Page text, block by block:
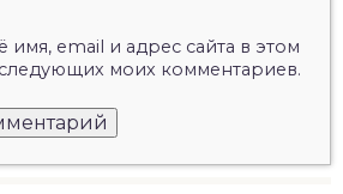
имя, email и адрес сайта в этом
моих комментариев.